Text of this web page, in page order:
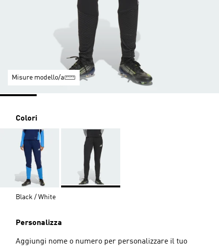
Misure modello/a
Colori
Black / White
Personalizza
Aggiungi nome o numero per personalizzare il tuo